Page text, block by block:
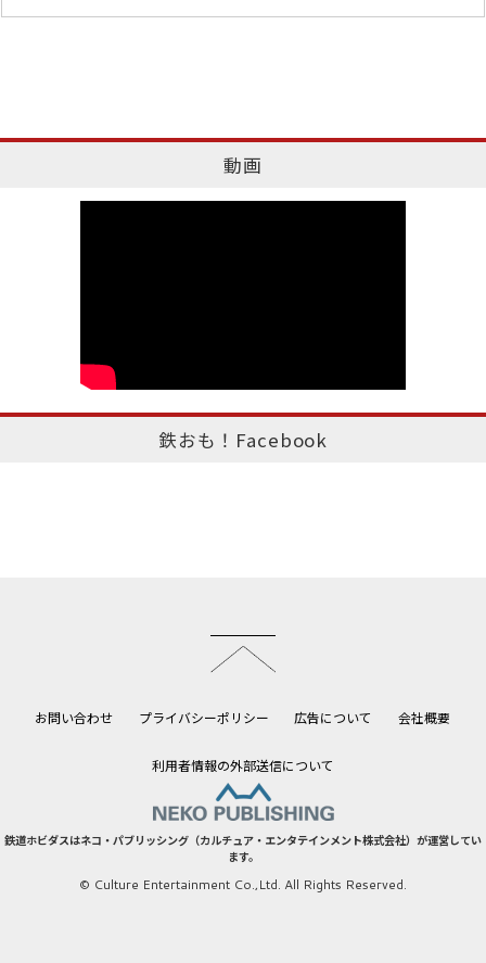
動画
鉄おも！Facebook
お問い合わせ プライバシーポリシー 広告について 会社概要
利用者情報の外部送信について
鉄道ホビダスはネコ・パブリッシング（カルチュア・エンタテインメント株式会社）が運営してい
ます。
© Culture Entertainment Co.,Ltd. All Rights Reserved.